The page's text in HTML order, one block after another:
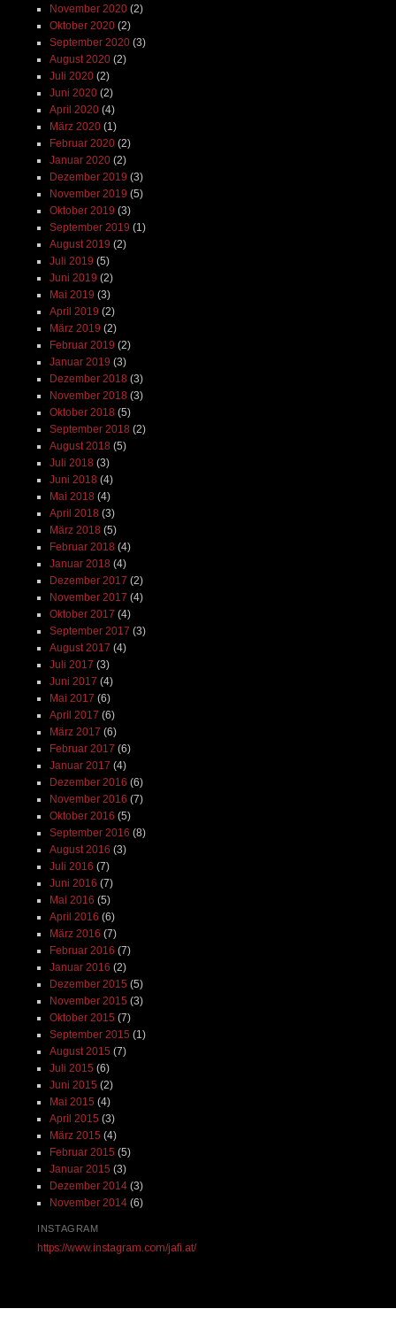
November 2020(2)
Oktober 2020(2)
September 2020(3)
August 2020(2)
Juli 2020(2)
Juni 2020(2)
April 2020(4)
März 2020(1)
Februar 2020(2)
Januar 2020(2)
Dezember 2019 (3)
November 2019 (5)
Oktober 2019 (3)
September 2019 (1)
August 2019 (2)
Juli 2019 (5)
Juni 2019 (2)
Mai 2019 (3)
April 2019 (2)
März 2019 (2)
Februar 2019 (2)
Januar 2019 (3)
Dezember 2018 (3)
November 2018 (3)
Oktober 2018 (5)
September 2018 (2)
August 2018 (5)
Juli 2018 (3)
Juni 2018 (4)
Mai 2018 (4)
April 2018 (3)
März 2018 (5)
Februar 2018 (4)
Januar 2018 (4)
Dezember 2017 (2)
November 2017 (4)
Oktober 2017 (4)
September 2017 (3)
August 2017 (4)
Juli 2017 (3)
Juni 2017 (4)
Mai 2017 (6)
April 2017 (6)
März 2017 (6)
Februar 2017 (6)
Januar 2017 (4)
Dezember 2016 (6)
November 2016 (7)
Oktober 2016 (5)
September 2016 (8)
August 2016 (3)
Juli 2016 (7)
Juni 2016 (7)
Mai 2016 (5)
April 2016 (6)
März 2016 (7)
Februar 2016 (7)
Januar 2016 (2)
Dezember 2015 (5)
November 2015 (3)
Oktober 2015 (7)
September 2015 (1)
August 2015 (7)
Juli 2015 (6)
Juni 2015 (2)
Mai 2015 (4)
April 2015 (3)
März 2015 (4)
Februar 2015 (5)
Januar 2015 (3)
Dezember 2014(3)
November 2014(6)
INSTAGRAM
https://www.instagram.com/jafi.at/